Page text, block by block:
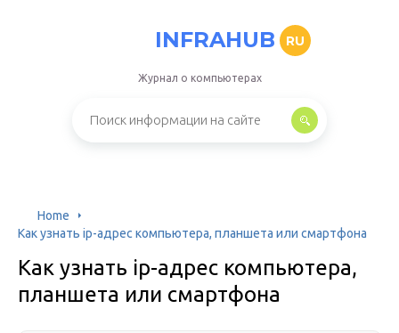
INFRAHUB RU
Журнал о компьютерах
Home
Как узнать ip-адрес компьютера, планшета или смартфона
Как узнать ip-адрес компьютера,
планшета или смартфона